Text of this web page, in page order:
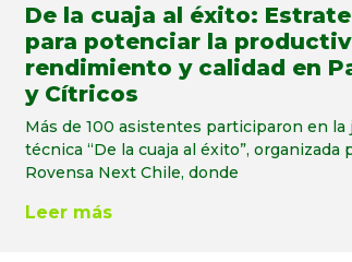
De la cuaja al éxito:
para potenciar la
rendimiento y calidad en
y Cítricos
Más de 100 asistentes participaron en la
técnica “De la cuaja al éxito”, organizada
Rovensa Next Chile, donde
Leer más